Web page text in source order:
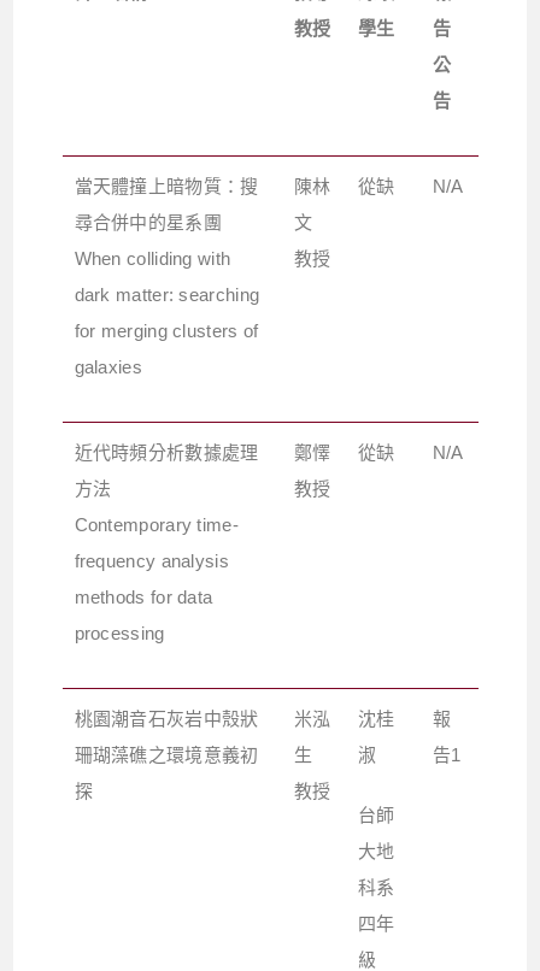
教授
學生
告
公
告
當天體撞上暗物質：搜
尋合併中的星系團
When colliding with
dark matter: searching
for merging clusters of
galaxies
陳林
文
教授
從缺 N/A
近代時頻分析數據處理
方法
Contemporary time-
frequency analysis
methods for data
processing
鄭懌
教授
從缺 N/A
桃園潮音石灰岩中殼狀
珊瑚藻礁之環境意義初
探
米泓
生
教授
沈桂
淑
台師
大地
科系
四年
級
報
告1